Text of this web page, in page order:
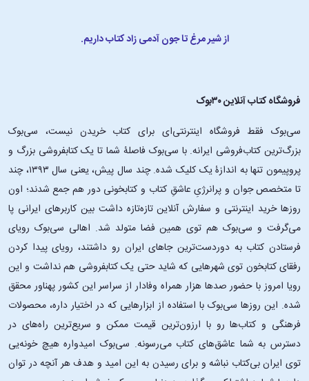
از شیر مرغ تا جون آدمی زاد کتاب داریم.
فروشگاه کتاب آنلاین ۳۰بوک
سی‌بوک فقط فروشگاه اینترنتی‌ای برای کتاب خریدن نیست، سی‌بوک
بزرگ‌ترین کتاب‌فروشی ایرانه. با سی‌بوک فاصلۀ شما تا یک کتابفروشی بزرگ و
پروپیمون تنها به اندازۀ یک کلیک شده. چند سال پیش، یعنی سال ۱۳۹۳، چند
تا متخصص جوان و پرانرژیِ عاشقِ کتاب و کتابخونی دور هم جمع شدند؛ اون‌
روزها خرید اینترنتی و سفارش آنلاین تازه‌تازه داشت بین کاربرهای ایرانی پا
می‌گرفت و سی‌بوک هم توی همین فضا متولد شد. اهالی سی‌بوک رویای
فرستادن کتاب به دوردست‌ترین جاهای ایران رو داشتند، رویای پیدا کردن
رفقای کتابخون توی شهرهایی که شاید حتی یک کتابفروشی هم نداشت و این
رویا امروز با حضور صدها هزار همراه وفادار از سراسر این کشور پهناور محقق
شده. این ‌روزها سی‌بوک با استفاده از ابزارهایی که در اختیار داره، محصولات
فرهنگی و کتاب‌ها رو با ارزون‌ترین قیمت ممکن و سریع‌ترین راه‌های در
دسترس به شما عاشق‌های کتاب می‌رسونه. سی‌بوک امیدواره هیچ خونه‌یی
توی ایران بی‌کتاب نباشه و برای رسیدن به این امید و هدف هر آنچه در توان